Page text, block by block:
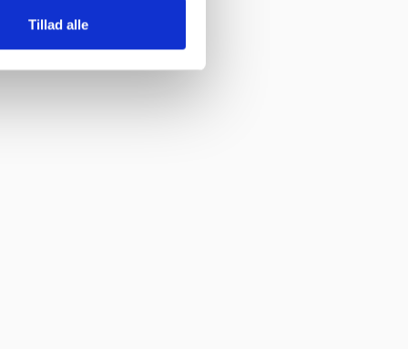
Tillad alle